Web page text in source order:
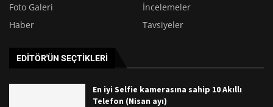
Foto Galeri
İncelemeler
Haber
Tavsiyeler
EDITÖR'ÜN SEÇTIKLERI
En iyi Selfie kamerasına sahip 10 Akıllı
Telefon (Nisan ayı)